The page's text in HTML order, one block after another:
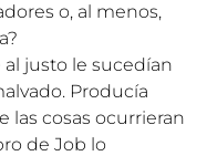
o, al menos,
al justo le sucedían
Producía
las cosas ocurrieran
de Job lo